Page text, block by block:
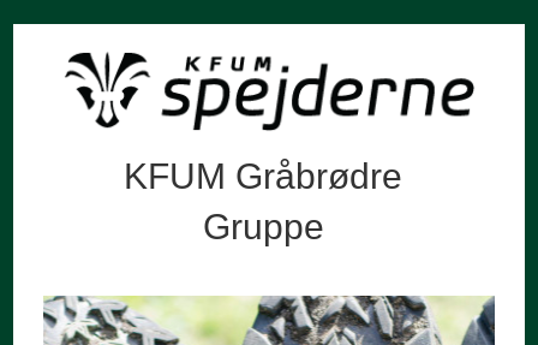
KFUM Gråbrødre
Gruppe